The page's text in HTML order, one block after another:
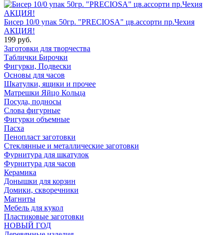
Бисер 10/0 упак 50гр. "PRECIOSA" цв.ассорти пр.Чехия
АКЦИЯ!
199 руб.
Заготовки для творчества
Таблички Бирочки
Фигурки, Подвески
Основы для часов
Шкатулки, ящики и прочее
Матрешки Яйцо Кольца
Посуда, подносы
Слова фигурные
Фигурки объемные
Пасха
Пенопласт заготовки
Стеклянные и металлические заготовки
Фурнитура для шкатулок
Фурнитура для часов
Керамика
Донышки для корзин
Домики, скворечники
Магниты
Мебель для кукол
Пластиковые заготовки
НОВЫЙ ГОД